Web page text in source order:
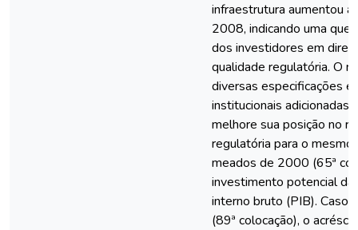
infraestrutura aumentou
2008, indicando uma
dos investidores em
qualidade regulatória. O
diversas especificações e
institucionais adicionadas
melhore sua posição no
regulatória para o mesmo
meados de 2000 (65ª
investimento potencial
interno bruto (PIB). Caso
(89ª colocação), o